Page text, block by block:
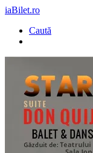
iaBilet.ro
Caută